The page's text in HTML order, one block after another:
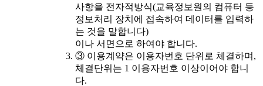
사항을 전자적방식(교육정보원의 컴퓨터 등
정보처리 장치에 접속하여 데이터를 입력하
는 것을 말합니다)
이나 서면으로 하여야 합니다.
③ 이용계약은 이용자번호 단위로 체결하며,
체결단위는 1 이용자번호 이상이어야 합니
다.